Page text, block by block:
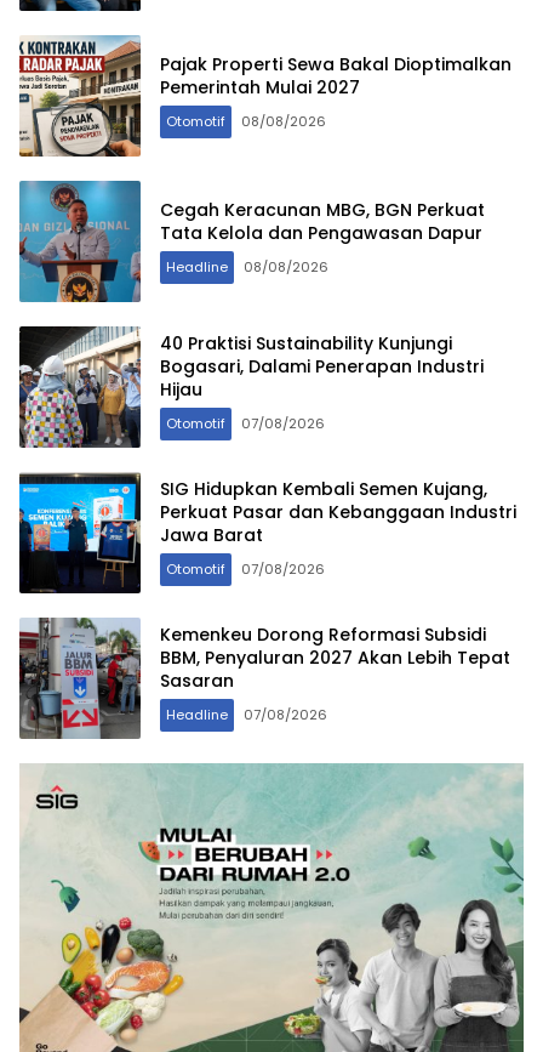
Pajak Properti Sewa Bakal Dioptimalkan
Pemerintah Mulai 2027
Otomotif 08/08/2026
Cegah Keracunan MBG, BGN Perkuat
Tata Kelola dan Pengawasan Dapur
Headline 08/08/2026
40 Praktisi Sustainability Kunjungi
Bogasari, Dalami Penerapan Industri
Hijau
Otomotif 07/08/2026
SIG Hidupkan Kembali Semen Kujang,
Perkuat Pasar dan Kebanggaan Industri
Jawa Barat
Otomotif 07/08/2026
Kemenkeu Dorong Reformasi Subsidi
BBM, Penyaluran 2027 Akan Lebih Tepat
Sasaran
Headline 07/08/2026